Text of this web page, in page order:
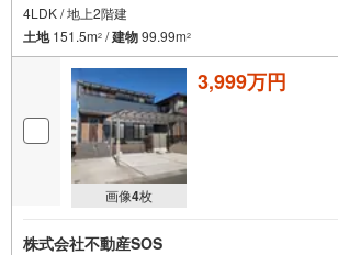
4LDK / 地上2階建
土地151.5m2 /建物99.99m2
画像4枚
3,999万円
株式会社不動産SOS